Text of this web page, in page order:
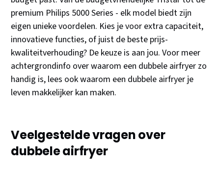
premium Philips 5000 Series - elk model biedt zijn
eigen unieke voordelen. Kies je voor extra capaciteit,
innovatieve functies, of juist de beste prijs-
kwaliteitverhouding? De keuze is aan jou. Voor meer
achtergrondinfo over waarom een dubbele airfryer zo
handig is, lees ook waarom een dubbele airfryer je
leven makkelijker kan maken.
Veelgestelde vragen over
dubbele airfryer